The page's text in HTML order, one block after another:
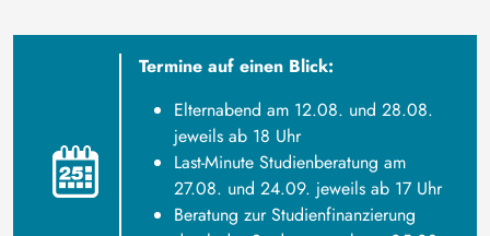
Termine auf einen Blick:
Elternabend am 12.08. und 28.08.
jeweils ab 18 Uhr
Last-Minute Studienberatung am
27.08. und 24.09. jeweils ab 17 Uhr
Beratung zur Studienfinanzierung